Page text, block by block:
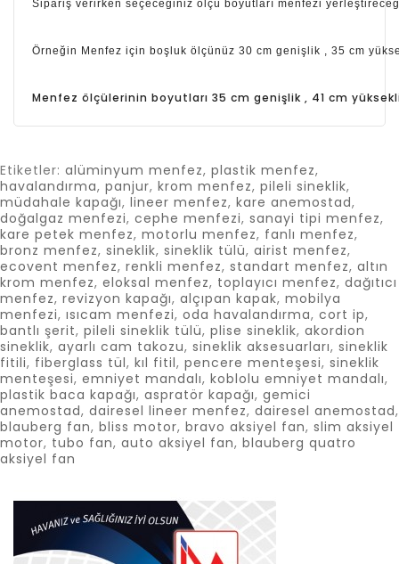
Sipariş verirken seçeceğiniz ölçü boyutları menfezi
Örneğin Menfez için boşluk ölçünüz 30 cm genişlik , 35 cm
Menfez ölçülerinin boyutları 35 cm genişlik , 41 cm
Etiketler: alüminyum menfez, plastik menfez,
havalandırma, panjur, krom menfez, pileli sineklik,
müdahale kapağı, lineer menfez, kare anemostad,
doğalgaz menfezi, cephe menfezi, sanayi tipi menfez,
kare petek menfez, motorlu menfez, fanlı menfez,
bronz menfez, sineklik, sineklik tülü, airist menfez,
ecovent menfez, renkli menfez, standart menfez, altın
krom menfez, eloksal menfez, toplayıcı menfez, dağıtıcı
menfez, revizyon kapağı, alçıpan kapak, mobilya
menfezi, ısıcam menfezi, oda havalandırma, cort ip,
bantlı şerit, pileli sineklik tülü, plise sineklik, akordion
sineklik, ayarlı cam takozu, sineklik aksesuarları, sineklik
fitili, fiberglass tül, kıl fitil, pencere menteşesi, sineklik
menteşesi, emniyet mandalı, koblolu emniyet mandalı,
plastik baca kapağı, aspratör kapağı, gemici
anemostad, dairesel lineer menfez, dairesel anemostad,
blauberg fan, bliss motor, bravo aksiyel fan, slim aksiyel
motor, tubo fan, auto aksiyel fan, blauberg quatro
aksiyel fan